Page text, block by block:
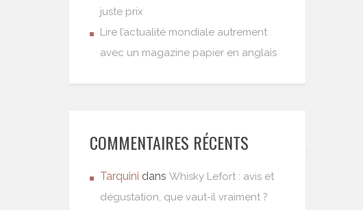
juste prix
Lire l’actualité mondiale autrement
avec un magazine papier en anglais
COMMENTAIRES RÉCENTS
Tarquini dans Whisky Lefort : avis et
dégustation, que vaut-il vraiment ?